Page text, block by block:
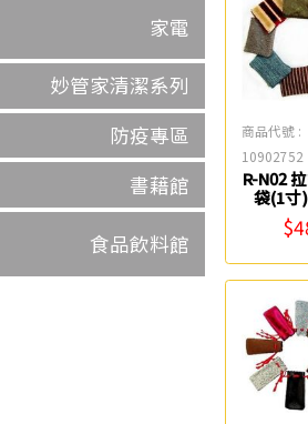
家電
妙管家清潔系列
防疫專區
書藉館
食品飲料館
商品代號 :
10902752
R-N02
袋(1寸